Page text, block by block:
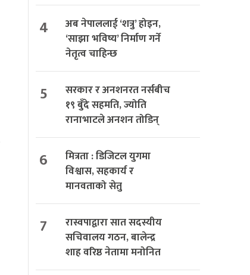
4
अब नेपाललाई ‘शत्रु’ होइन,
‘साझा भविष्य’ निर्माण गर्ने
नेतृत्व चाहिन्छ
5
सरकार र अनशनरत नर्सबीच
१९ बुँदे सहमति, ज्योति
रानाभाटले अनशन तोडिन्
6
मित्रता : डिजिटल युगमा
विश्वास, सहकार्य र
मानवताको सेतु
7
रास्वपाद्वारा सात सदस्यीय
सचिवालय गठन, बालेन्द्र
शाह वरिष्ठ नेतामा मनोनित